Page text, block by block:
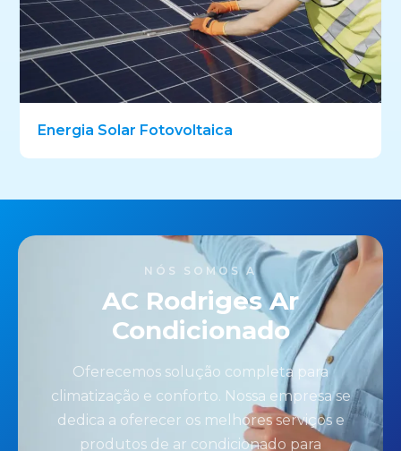
Energia Solar Fotovoltaica
NÓS SOMOS A
AC Rodriges Ar
Condicionado
Oferecemos solução completa para
climatização e conforto. Nossa empresa se
dedica a oferecer os melhores serviços e
produtos de ar condicionado para